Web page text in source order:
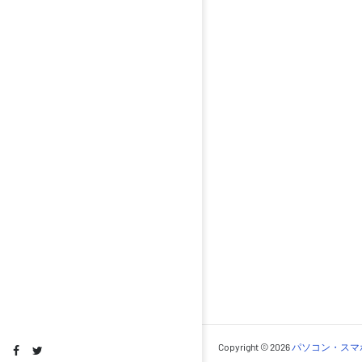
Copyright ©2026パソコン・ス